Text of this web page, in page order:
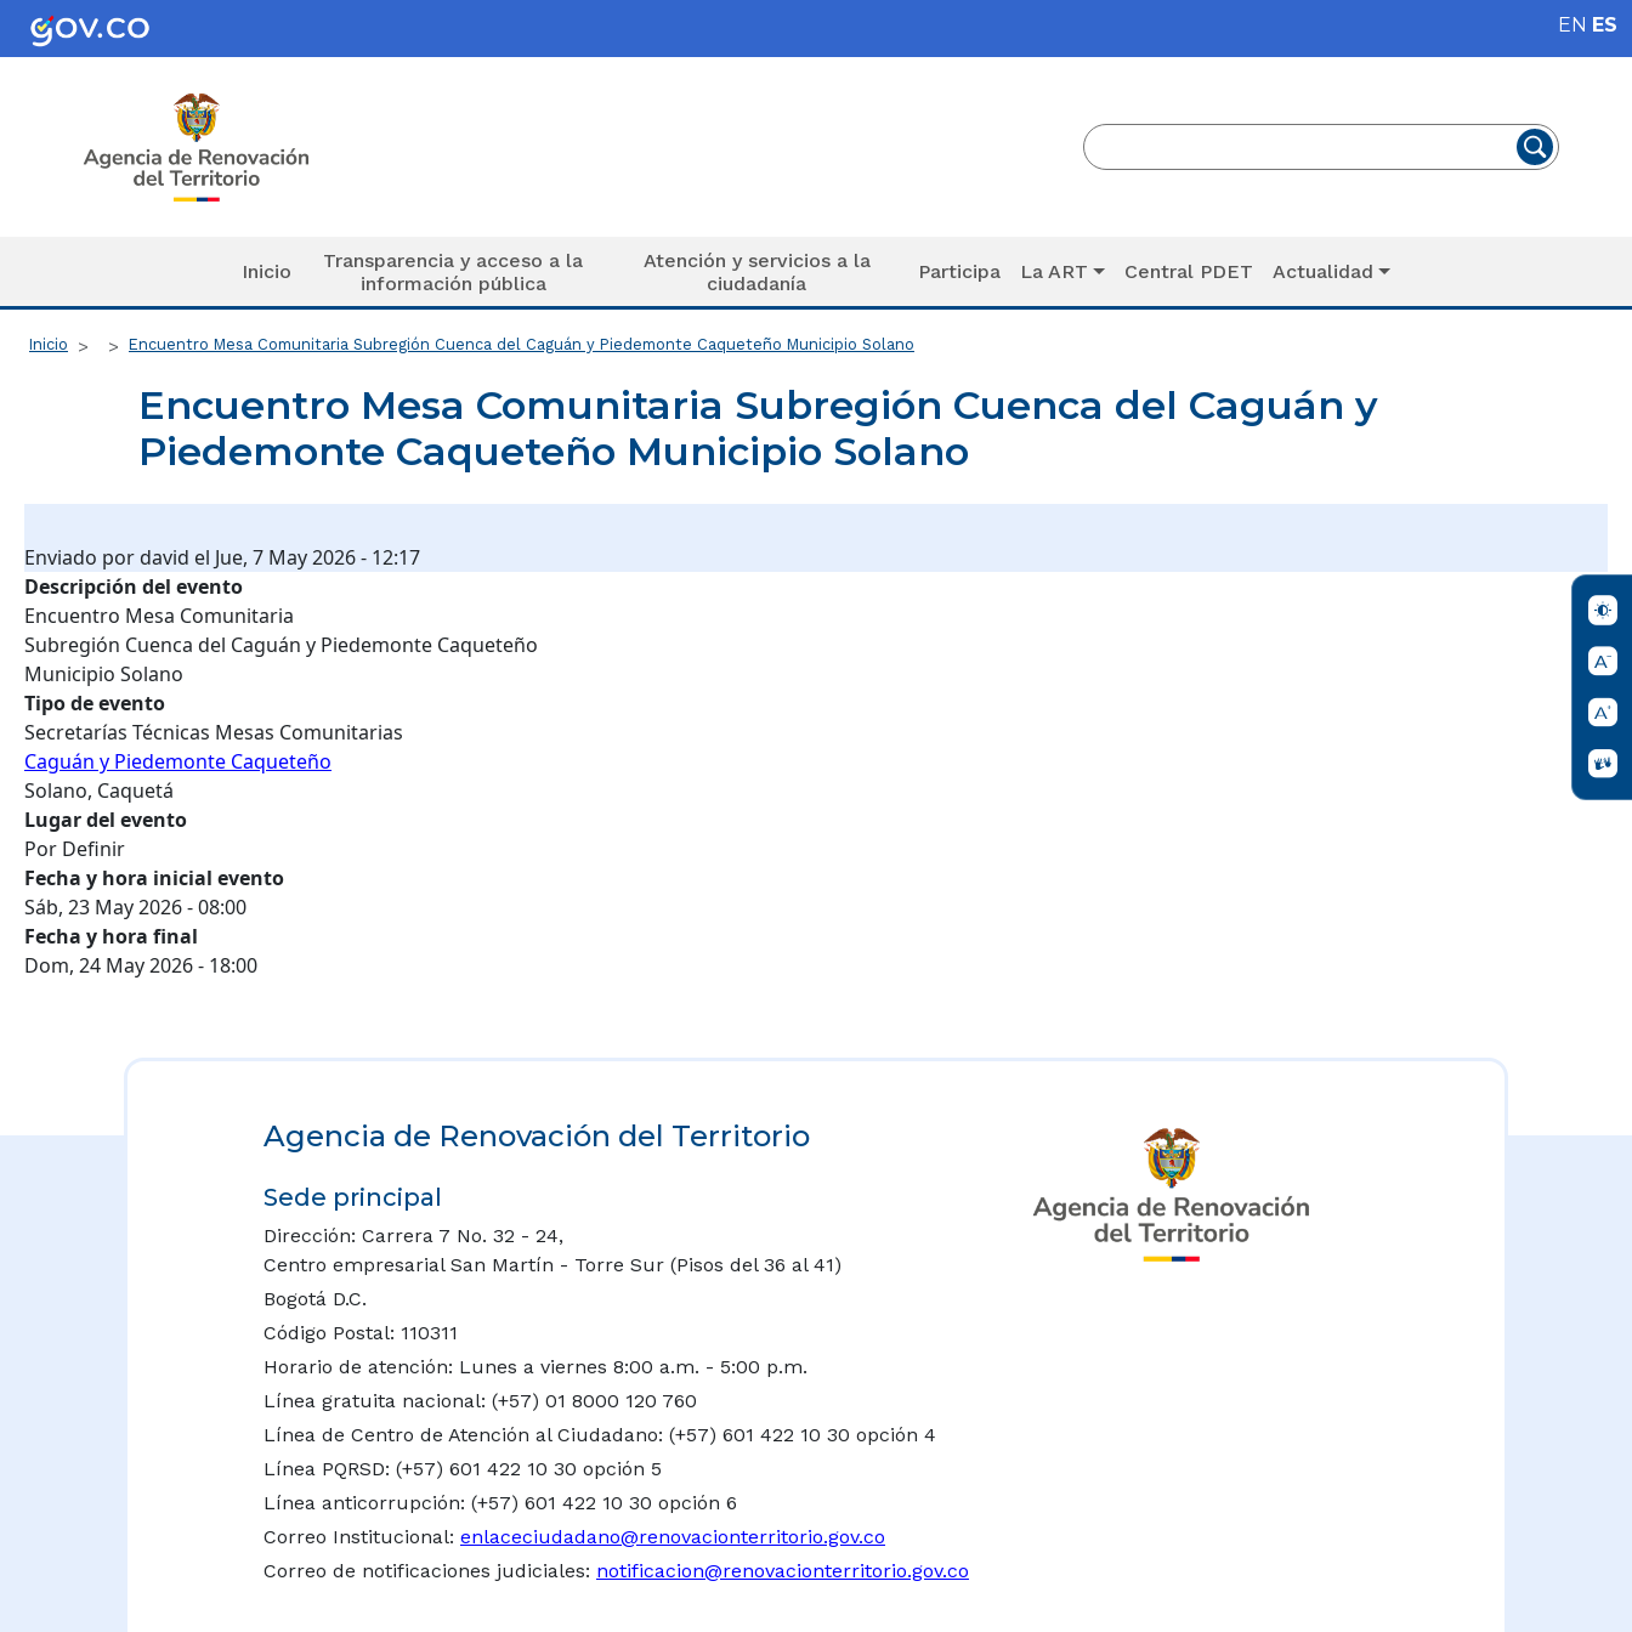
Pasar al contenido principal EN ES
Navegación principal
Inicio
Transparencia y acceso a la
información pública
Atención y servicios a la
ciudadanía
Participa La ART Central PDET Actualidad
Ruta de navegación
Inicio Encuentro Mesa Comunitaria Subregión Cuenca del Caguán y Piedemonte Caqueteño Municipio Solano
Encuentro Mesa Comunitaria Subregión Cuenca del Caguán y
Piedemonte Caqueteño Municipio Solano
Enviado pordavid el Jue, 7 May 2026 - 12:17
Descripción del evento
Encuentro Mesa Comunitaria
Subregión Cuenca del Caguán y Piedemonte Caqueteño
Municipio Solano
Tipo de evento
Secretarías Técnicas Mesas Comunitarias
Caguán y Piedemonte Caqueteño
Solano, Caquetá
Lugar del evento
Por Definir
Fecha y hora inicial evento
Sáb, 23 May 2026 - 08:00
Fecha y hora final
Dom, 24 May 2026 - 18:00
Agencia de Renovación del Territorio
Sede principal
Dirección: Carrera 7 No. 32 - 24,
Centro empresarial San Martín - Torre Sur (Pisos del 36 al 41)
Bogotá D.C.
Código Postal: 110311
Horario de atención: Lunes a viernes 8:00 a.m. - 5:00 p.m.
Línea gratuita nacional: (+57) 01 8000 120 760
Línea de Centro de Atención al Ciudadano: (+57) 601 422 10 30 opción 4
Línea PQRSD: (+57) 601 422 10 30 opción 5
Línea anticorrupción: (+57) 601 422 10 30 opción 6
Correo Institucional: enlaceciudadano@renovacionterritorio.gov.co
Correo de notificaciones judiciales: notificacion@renovacionterritorio.gov.co